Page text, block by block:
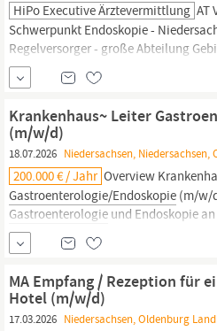
HiPo Executive Ärztevermittlung AT
Schwerpunkt Endoskopie -
Regelversorger - große Abteilung
Arbeitgeber: Unser Kunde, ein
Oldenburg,sucht zum
seiner Abteilung für
Krankenhaus~ Leiter
(m/w/d)
18.07.2026 Niedersachsen,
200.000 € / Jahr Overview
Gastroenterologie/Endoskopie (m/w/
Gastroenterologie und Endoskopie
Grund- und Regelversorgung:
Gastroenterologie,
Therapie, Endoskopie, Sonografie,
MA Empfang / Rezeption für
Hotel (m/w/d)
17.03.2026 Niedersachsen, Oldenburg